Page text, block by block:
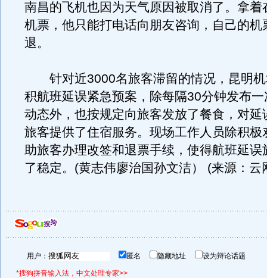
南昌的飞机也因为天气原因被取消了。拿着
机票，他只能打电话向朋友咨询，自己的机
退。
针对近3000名旅客滞留的情况，昆明机
积航班延误紧急预案，除每隔30分钟发布
动态外，也按规定向旅客发放了餐食，对延
旅客提供了住宿服务。现场工作人员除积极
助旅客办理改签和退票手续，使得航班延误
了稳定。(黄志伟廖治国孙文洁） (来源：云
用户： 匿名 隐藏地址 设为辩论话题
*搜狗拼音输入法，中文处理专家>>